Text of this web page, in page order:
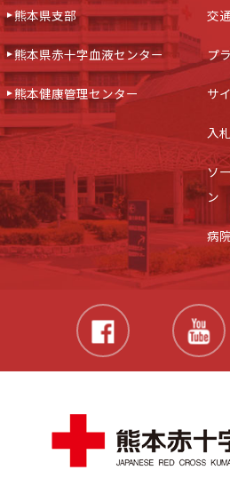
熊本県支部
熊本県赤十字血液センター
熊本健康管理センター
交
プ
サ
入
ソ
ン
病